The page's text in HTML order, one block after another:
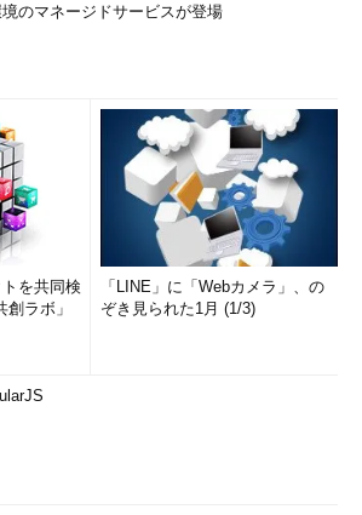
のマネージドサービスが登場
を共同検
ラボ」
「LINE」に「Webカメラ」、の
ぞき見られた1月 (1/3)